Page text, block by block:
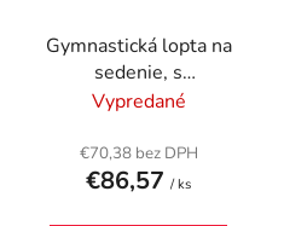
Gymnastická lopta na
sedenie, s
protišmykovým závažím,
Active", svetlosivá
Vypredané
€70,38 bez DPH
€86,57 / ks